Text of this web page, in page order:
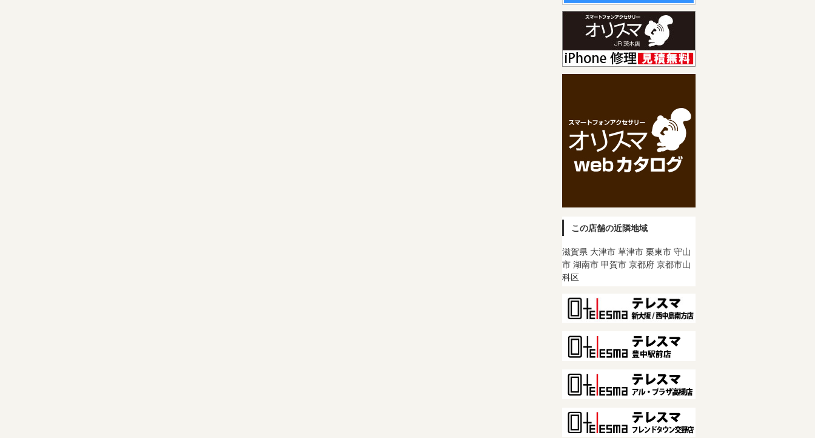
この店舗の近隣地域
滋賀県 大津市 草津市 栗東市 守山
市 湖南市 甲賀市 京都府 京都市山
科区